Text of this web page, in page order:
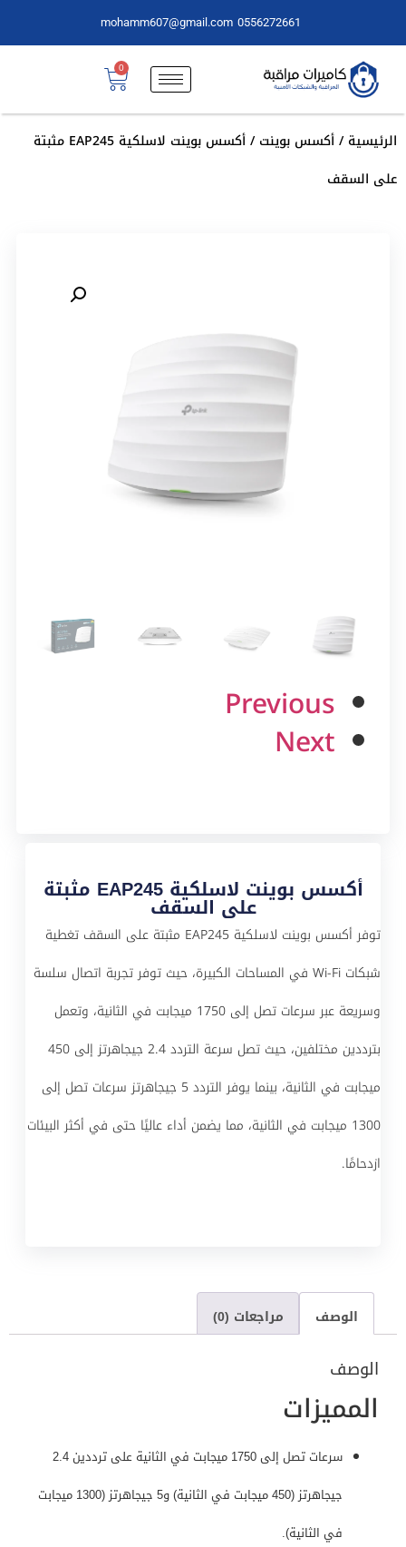
0556272661
mohamm607@gmail.com
0
الرئيسية/أكسس بوينت
/ أكسس بوينت لاسلكية EAP245 مثبتة
على السقف
Previous
Next
أكسس بوينت لاسلكية EAP245 مثبتة
على السقف
توفر أكسس بوينت لاسلكية EAP245 مثبتة على السقف تغطية
شبكات Wi-Fi في المساحات الكبيرة، حيث توفر تجربة اتصال سلسة
وسريعة عبر سرعات تصل إلى 1750 ميجابت في الثانية، وتعمل
بترددين مختلفين، حيث تصل سرعة التردد 2.4 جيجاهرتز إلى 450
ميجابت في الثانية، بينما يوفر التردد 5 جيجاهرتز سرعات تصل إلى
1300 ميجابت في الثانية، مما يضمن أداء عاليًا حتى في أكثر البيئات
ازدحامًا.
الوصف مراجعات (0)
الوصف
المميزات
سرعات تصل إلى 1750 ميجابت في الثانية على ترددين 2.4
جيجاهرتز (450 ميجابت في الثانية) و5 جيجاهرتز (1300 ميجابت
في الثانية).